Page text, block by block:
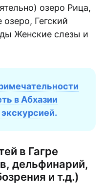
озеро Рица,
Гегский
Женские слезы и
в Абхазии
в Гагре
дельфинарий,
и т.д.)